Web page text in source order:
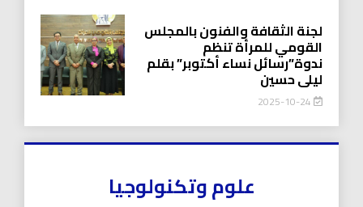
لجنة الثقافة والفنون بالمجلس
القومي للمرأة تنظم
ندوة”رسائل نساء أكتوبر” بقلم
ليلى حسين
2025-10-24
علوم وتكنولوجيا